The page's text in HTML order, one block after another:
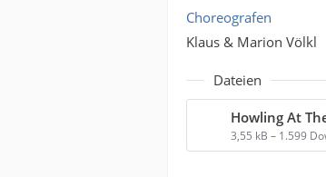
Choreografen
Klaus & Marion Völkl
Dateien
Howling At
3,55 kB – 1.599